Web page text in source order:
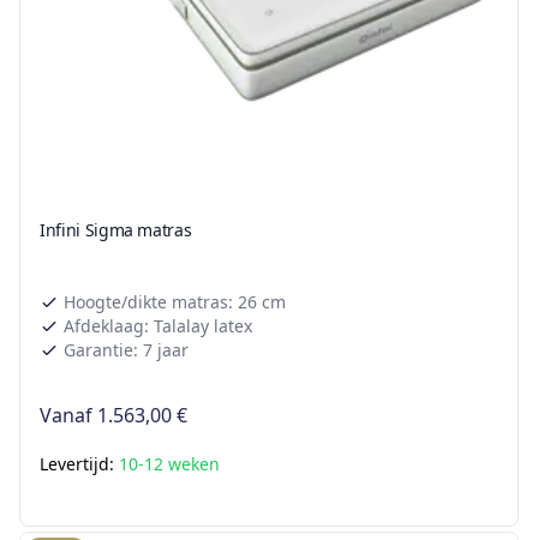
Infini Sigma matras
Hoogte/dikte matras: 26 cm
Afdeklaag: Talalay latex
Garantie: 7 jaar
Vanaf 1.563,00 €
Levertijd: 10-12 weken